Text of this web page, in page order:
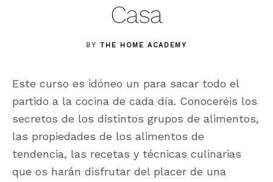
Casa
BYTHE HOME ACADEMY
Este curso es idóneo un para sacar todo el
partido a la cocina de cada día. Conoceréis los
secretos de los distintos grupos de alimentos,
las propiedades de los alimentos de
tendencia, las recetas y técnicas culinarias
que os harán disfrutar del placer de una